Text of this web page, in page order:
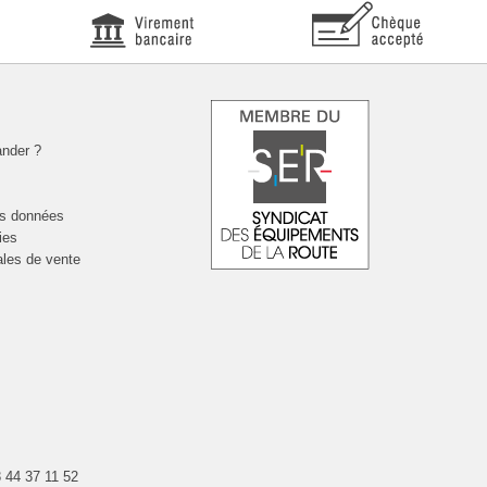
?
données
de vente
37 11 52